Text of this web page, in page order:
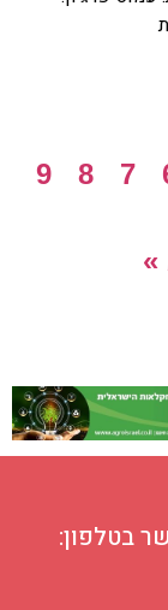
7
8
9
»
בטלפון: